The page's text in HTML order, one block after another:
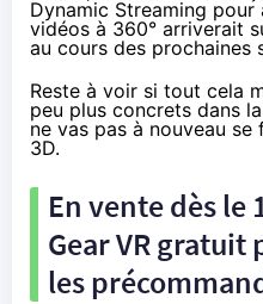
Dynamic Streaming
vidéos à 360° arriverait
au cours des prochaines
Reste à voir si tout cela
peu plus concrets dans
ne vas pas à nouveau
3D.
En vente dès le
Gear VR gratuit
les